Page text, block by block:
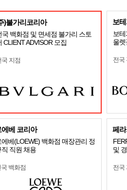
)불가리코리아
국 백화점 및 면세점 불가리 스토
CLIENT ADVISOR 모집
국 지점
보
보
울
전국
에베 코리아
에베(LOEWE) 백화점 매장관리 정
직 직원 채용
국 백화점
페
및
전국